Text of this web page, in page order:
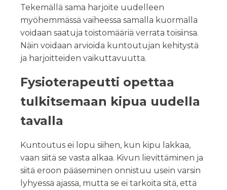
Tekemällä sama harjoite uudelleen
myöhemmässä vaiheessa samalla kuormalla
voidaan saatuja toistomääriä verrata toisiinsa.
Näin voidaan arvioida kuntoutujan kehitystä
ja harjoitteiden vaikuttavuutta.
Fysioterapeutti opettaa
tulkitsemaan kipua uudella
tavalla
Kuntoutus ei lopu siihen, kun kipu lakkaa,
vaan siitä se vasta alkaa. Kivun lievittäminen ja
siitä eroon pääseminen onnistuu usein varsin
lyhyessä ajassa, mutta se ei tarkoita sitä, että